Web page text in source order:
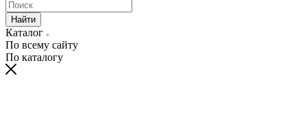
Найти
Каталог
По всему сайту
По каталогу